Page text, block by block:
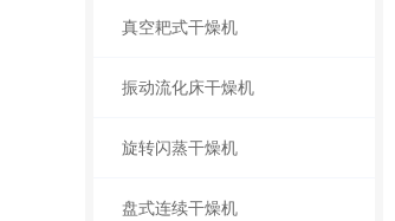
真空耙式干燥机
振动流化床干燥机
旋转闪蒸干燥机
盘式连续干燥机